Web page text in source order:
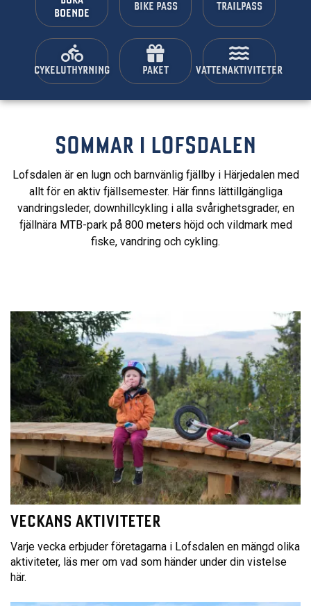
BOENDE
BIKE PASS TRAILPASS
CYKELUTHYRNING PAKET VATTENAKTIVITETER
SOMMAR I LOFSDALEN
Lofsdalen är en lugn och barnvänlig fjällby i Härjedalen med
allt för en aktiv fjällsemester. Här finns lättillgängliga
vandringsleder, downhillcykling i alla svårighetsgrader, en
fjällnära MTB-park på 800 meters höjd och vildmark med
fiske, vandring och cykling.
VECKANS AKTIVITETER
Varje vecka erbjuder företagarna i Lofsdalen en mängd olika
aktiviteter, läs mer om vad som händer under din vistelse
här.